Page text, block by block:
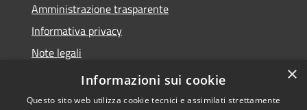
Amministrazione trasparente
Informativa privacy
Note legali
Dichiarazione di accessibilità
×
Informazioni sui cookie
Questo sito web utilizza cookie tecnici e assimilati strettamente